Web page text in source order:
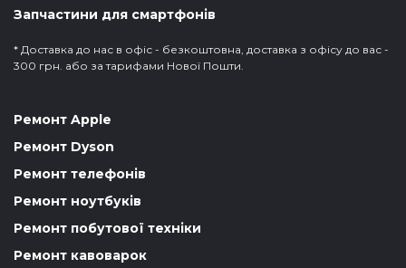
Запчастини для смартфонів
* Доставка до нас в офіс - безкоштовна, доставка з офісу до вас -
300 грн. або за тарифами Нової Пошти.
Ремонт Apple
Ремонт Dyson
Ремонт телефонів
Ремонт ноутбуків
Ремонт побутової техніки
Ремонт кавоварок